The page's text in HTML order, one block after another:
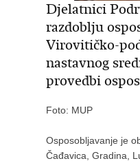
Djelatnici
razdoblju
Virovitičko-
nastavnog
provedbi
Foto: MUP
Osposobljavanje je
Čađavica, Gradina,